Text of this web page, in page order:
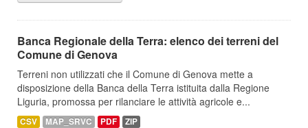
Banca Regionale della Terra: elenco dei terreni del
Comune di Genova
Terreni non utilizzati che il Comune di Genova mette a
disposizione della Banca della Terra istituita dalla Regione
Liguria, promossa per rilanciare le attività agricole e...
CSV MAP_SRVC PDF ZIP